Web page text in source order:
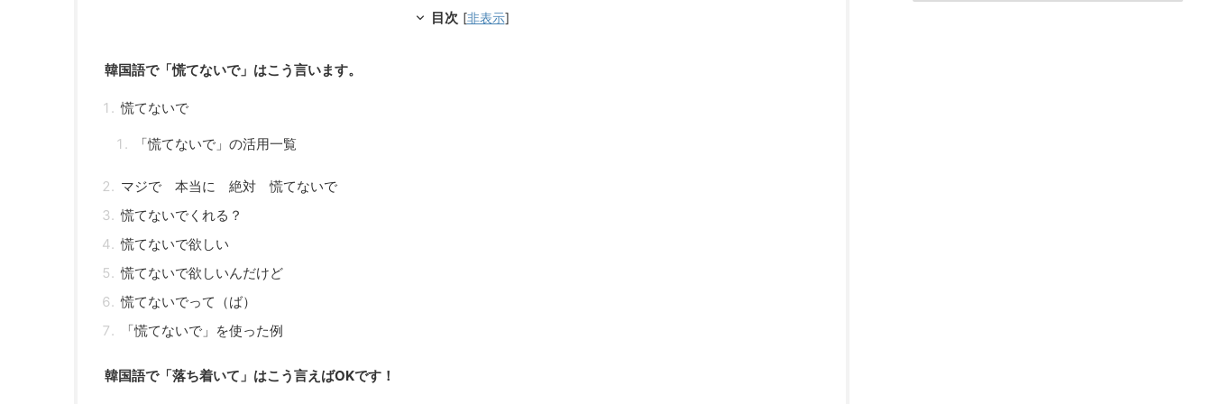
目次 [非表示]
韓国語で「慌てないで」はこう言います。
慌てないで
「慌てないで」の活用一覧
マジで 本当に 絶対 慌てないで
慌てないでくれる？
慌てないで欲しい
慌てないで欲しいんだけど
慌てないでって（ば）
「慌てないで」を使った例
韓国語で「落ち着いて」はこう言えばOKです！